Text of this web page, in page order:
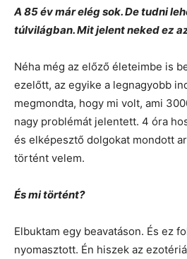
A 85 év már elég sok. De tudni
túlvilágban. Mit jelent neked ez
Néha még az előző életeimbe is
ezelőtt, az egyike a legnagyobb
megmondta, hogy mi volt, ami
nagy problémát jelentett. 4 óra
és elképesztő dolgokat mondott
történt velem.
És mi történt?
Elbuktam egy beavatáson. És ez
nyomasztott. Én hiszek az